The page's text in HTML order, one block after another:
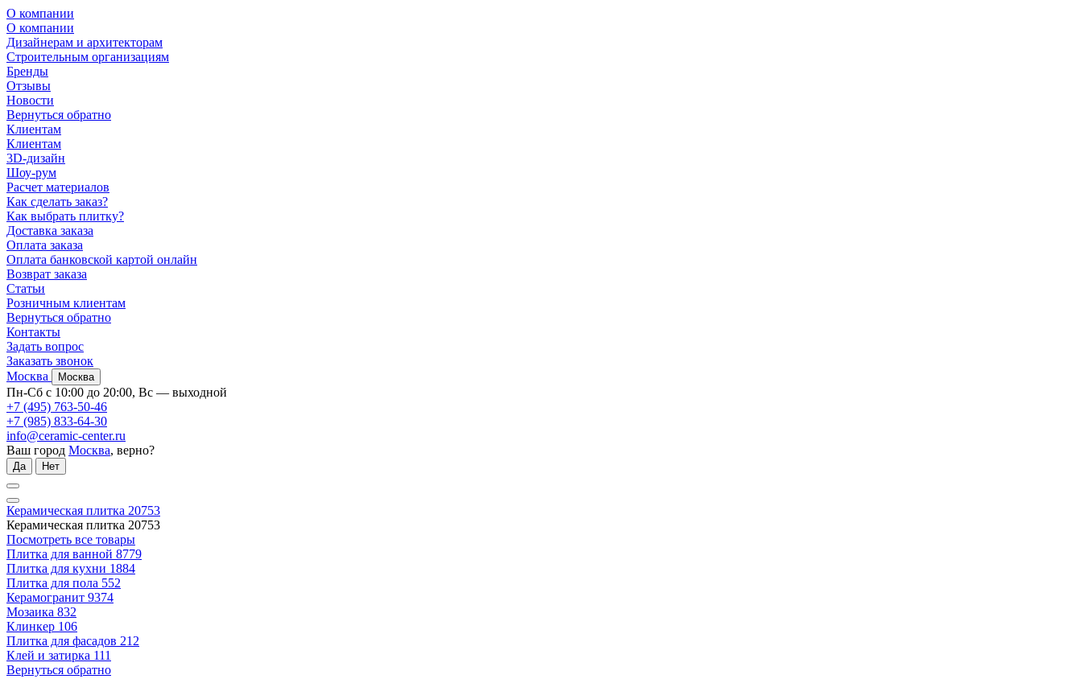
О компании
О компании
Дизайнерам и архитекторам
Строительным организациям
Бренды
Отзывы
Новости
Вернуться обратно
Клиентам
Клиентам
3D-дизайн
Шоу-рум
Расчет материалов
Как сделать заказ?
Как выбрать плитку?
Доставка заказа
Оплата заказа
Оплата банковской картой онлайн
Возврат заказа
Статьи
Розничным клиентам
Вернуться обратно
Контакты
Задать вопрос
Заказать звонок
Москва
Москва
Пн-Сб с 10:00 до 20:00, Вс — выходной
+7 (495) 763-50-46
+7 (985) 833-64-30
info@ceramic-center.ru
Ваш город Москва, верно?
Да Нет
Керамическая плитка 20753
Керамическая плитка 20753
Посмотреть все товары
Плитка для ванной 8779
Плитка для кухни 1884
Плитка для пола 552
Керамогранит 9374
Мозаика 832
Клинкер 106
Плитка для фасадов 212
Клей и затирка 111
Вернуться обратно